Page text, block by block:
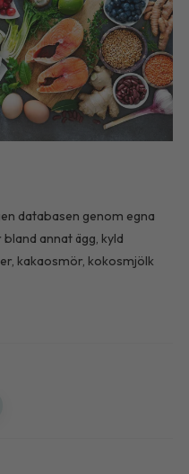
databasen genom egna
annat ägg, kyld
kakaosmör, kokosmjölk